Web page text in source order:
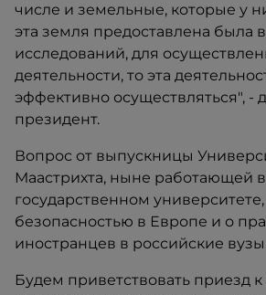
числе и земельные, которые у
эта земля предоставлена была
исследований, для
деятельности, то эта
эффективно осуществляться", -
президент.
Вопрос от выпускницы
Маастрихта, ныне работающей
государственном
безопасностью в Европе и о
иностранцев в российские
Будем приветствовать приезд